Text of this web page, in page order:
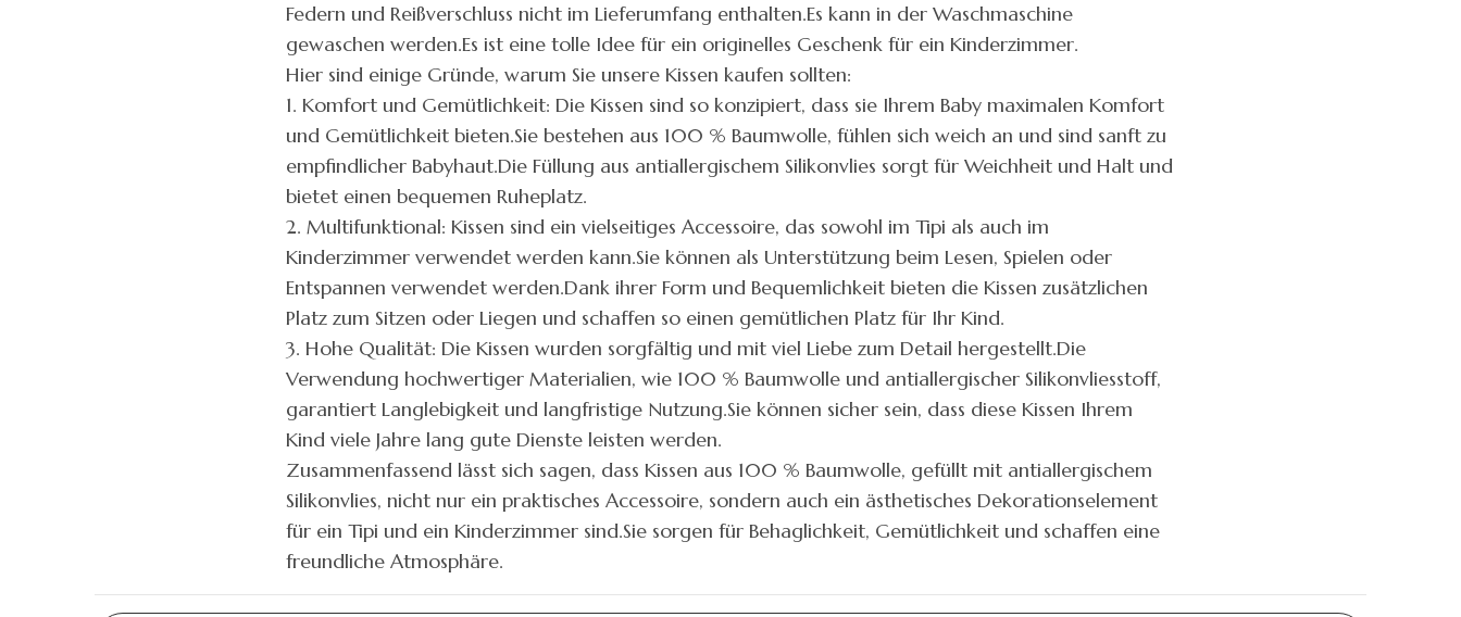
Federn und Reißverschluss nicht im Lieferumfang enthalten.Es kann in der Waschmaschine
gewaschen werden.Es ist eine tolle Idee für ein originelles Geschenk für ein Kinderzimmer.
Hier sind einige Gründe, warum Sie unsere Kissen kaufen sollten:
1. Komfort und Gemütlichkeit: Die Kissen sind so konzipiert, dass sie Ihrem Baby maximalen Komfort
und Gemütlichkeit bieten.Sie bestehen aus 100 % Baumwolle, fühlen sich weich an und sind sanft zu
empfindlicher Babyhaut.Die Füllung aus antiallergischem Silikonvlies sorgt für Weichheit und Halt und
bietet einen bequemen Ruheplatz.
2. Multifunktional: Kissen sind ein vielseitiges Accessoire, das sowohl im Tipi als auch im
Kinderzimmer verwendet werden kann.Sie können als Unterstützung beim Lesen, Spielen oder
Entspannen verwendet werden.Dank ihrer Form und Bequemlichkeit bieten die Kissen zusätzlichen
Platz zum Sitzen oder Liegen und schaffen so einen gemütlichen Platz für Ihr Kind.
3. Hohe Qualität: Die Kissen wurden sorgfältig und mit viel Liebe zum Detail hergestellt.Die
Verwendung hochwertiger Materialien, wie 100 % Baumwolle und antiallergischer Silikonvliesstoff,
garantiert Langlebigkeit und langfristige Nutzung.Sie können sicher sein, dass diese Kissen Ihrem
Kind viele Jahre lang gute Dienste leisten werden.
Zusammenfassend lässt sich sagen, dass Kissen aus 100 % Baumwolle, gefüllt mit antiallergischem
Silikonvlies, nicht nur ein praktisches Accessoire, sondern auch ein ästhetisches Dekorationselement
für ein Tipi und ein Kinderzimmer sind.Sie sorgen für Behaglichkeit, Gemütlichkeit und schaffen eine
freundliche Atmosphäre.